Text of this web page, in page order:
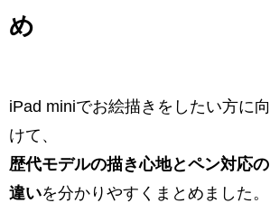
め
iPad miniでお絵描きをしたい方に向
けて、
歴代モデルの描き心地とペン対応の
違いを分かりやすくまとめました。